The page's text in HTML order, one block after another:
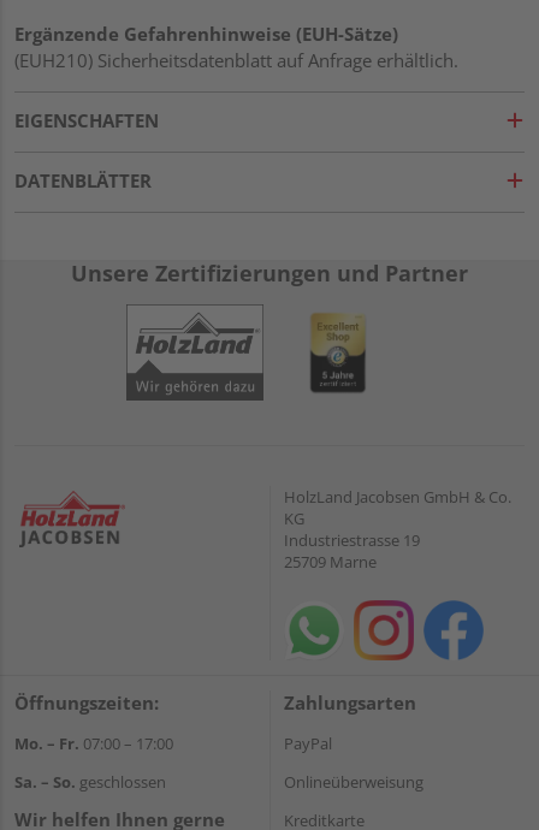
Ergänzende Gefahrenhinweise (EUH-Sätze)
(EUH210) Sicherheitsdatenblatt auf Anfrage erhältlich.
EIGENSCHAFTEN
DATENBLÄTTER
Unsere Zertifizierungen und Partner
HolzLand Jacobsen GmbH & Co.
KG
Industriestrasse 19
25709 Marne
Öffnungszeiten:
Mo. – Fr. 07:00 – 17:00
Sa. – So. geschlossen
Wir helfen Ihnen gerne
Zahlungsarten
PayPal
Onlineüberweisung
Kreditkarte